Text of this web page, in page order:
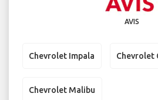
AVIS
Chevrolet Impala Chevrolet
Chevrolet Malibu